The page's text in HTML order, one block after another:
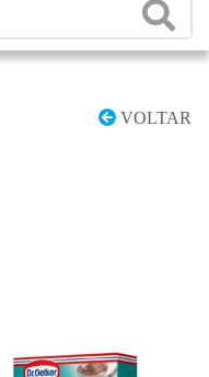
VOLTAR